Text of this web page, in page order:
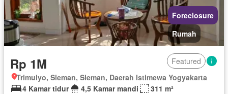
Foreclosure
Rumah
Rp 1M
Featured
Trimulyo, Sleman, Sleman, Daerah Istimewa Yogyakarta
4 Kamar tidur
4,5 Kamar mandi
311 m²